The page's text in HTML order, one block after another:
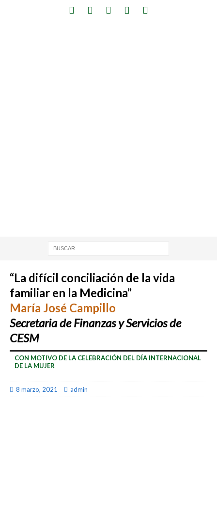
“La difícil conciliación de la vida
familiar en la Medicina”
María José Campillo
Secretaria de Finanzas y Servicios de
CESM
CON MOTIVO DE LA CELEBRACIÓN DEL DÍA INTERNACIONAL
DE LA MUJER
8 marzo, 2021 admin